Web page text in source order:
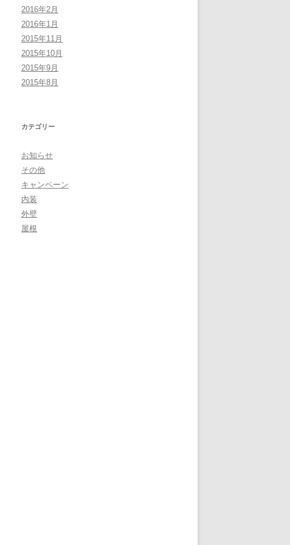
2016年2月
2016年1月
2015年11月
2015年10月
2015年9月
2015年8月
カテゴリー
お知らせ
その他
キャンペーン
内装
外壁
屋根